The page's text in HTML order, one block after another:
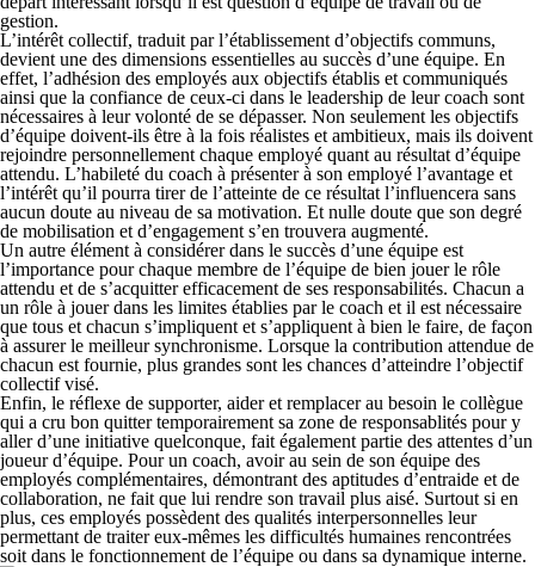
gestion.
L’intérêt collectif, traduit par l’établissement d’objectifs communs,
devient une des dimensions essentielles au succès d’une équipe. En
effet, l’adhésion des employés aux objectifs établis et communiqués
ainsi que la confiance de ceux-ci dans le leadership de leur coach sont
nécessaires à leur volonté de se dépasser. Non seulement les objectifs
d’équipe doivent-ils être à la fois réalistes et ambitieux, mais ils doivent
rejoindre personnellement chaque employé quant au résultat d’équipe
attendu. L’habileté du coach à présenter à son employé l’avantage et
l’intérêt qu’il pourra tirer de l’atteinte de ce résultat l’influencera sans
aucun doute au niveau de sa motivation. Et nulle doute que son degré
de mobilisation et d’engagement s’en trouvera augmenté.
Un autre élément à considérer dans le succès d’une équipe est
l’importance pour chaque membre de l’équipe de bien jouer le rôle
attendu et de s’acquitter efficacement de ses responsabilités. Chacun a
un rôle à jouer dans les limites établies par le coach et il est nécessaire
que tous et chacun s’impliquent et s’appliquent à bien le faire, de façon
à assurer le meilleur synchronisme. Lorsque la contribution attendue de
chacun est fournie, plus grandes sont les chances d’atteindre l’objectif
collectif visé.
Enfin, le réflexe de supporter, aider et remplacer au besoin le collègue
qui a cru bon quitter temporairement sa zone de responsablités pour y
aller d’une initiative quelconque, fait également partie des attentes d’un
joueur d’équipe. Pour un coach, avoir au sein de son équipe des
employés complémentaires, démontrant des aptitudes d’entraide et de
collaboration, ne fait que lui rendre son travail plus aisé. Surtout si en
plus, ces employés possèdent des qualités interpersonnelles leur
permettant de traiter eux-mêmes les difficultés humaines rencontrées
soit dans le fonctionnement de l’équipe ou dans sa dynamique interne.